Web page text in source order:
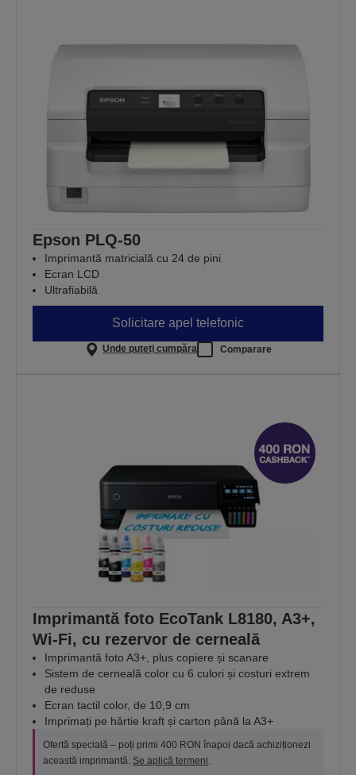
Epson PLQ-50
Imprimantă matricială cu 24 de pini
Ecran LCD
Ultrafiabilă
Solicitare apel telefonic
Unde puteți cumpăra Comparare
Imprimantă foto EcoTank L8180, A3+,
Wi-Fi, cu rezervor de cerneală
Imprimantă foto A3+, plus copiere și scanare
Sistem de cerneală color cu 6 culori și costuri extrem
de reduse
Ecran tactil color, de 10,9 cm
Imprimați pe hârtie kraft și carton până la A3+
Ofertă specială – poți primi 400 RON înapoi dacă achiziționezi
această imprimantă. Se aplică termeni.